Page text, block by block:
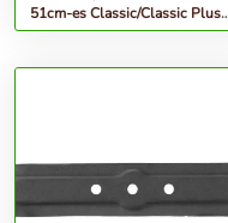
51cm-es Classic/Classic Plus
modellek Gyári